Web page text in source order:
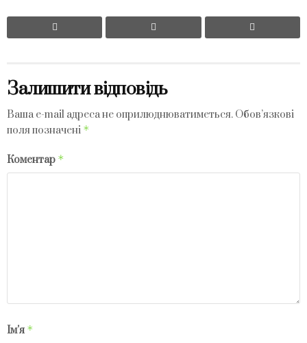
Залишити відповідь
Ваша e-mail адреса не оприлюднюватиметься. Обов’язкові
поля позначені *
Коментар *
Ім'я *